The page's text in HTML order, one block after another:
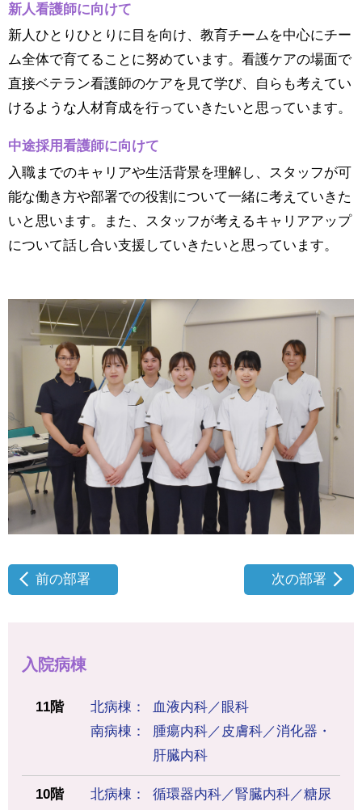
新人看護師に向けて
新人ひとりひとりに目を向け、教育チームを中心にチー
ム全体で育てることに努めています。看護ケアの場面で
直接ベテラン看護師のケアを見て学び、自らも考えてい
けるような人材育成を行っていきたいと思っています。
中途採用看護師に向けて
入職までのキャリアや生活背景を理解し、スタッフが可
能な働き方や部署での役割について一緒に考えていきた
いと思います。また、スタッフが考えるキャリアアップ
について話し合い支援していきたいと思っています。
前の部署 次の部署
入院病棟
11階 北病棟
血液内科／眼科
南病棟
腫瘍内科／皮膚科／消化器・
肝臓内科
10階 北病棟
循環器内科／腎臓内科／糖尿